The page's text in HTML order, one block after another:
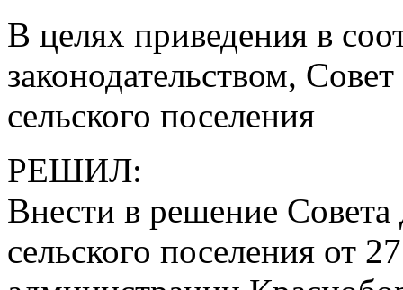
В целях приведения в
законодательством,
сельского поселения
РЕШИЛ:
Внести в решение Совета
сельского поселения от